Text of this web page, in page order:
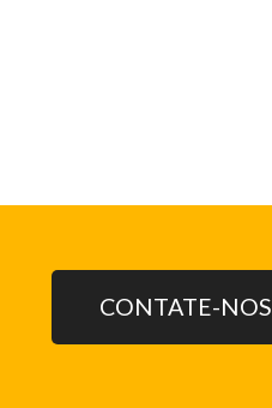
CONTATE-NOS